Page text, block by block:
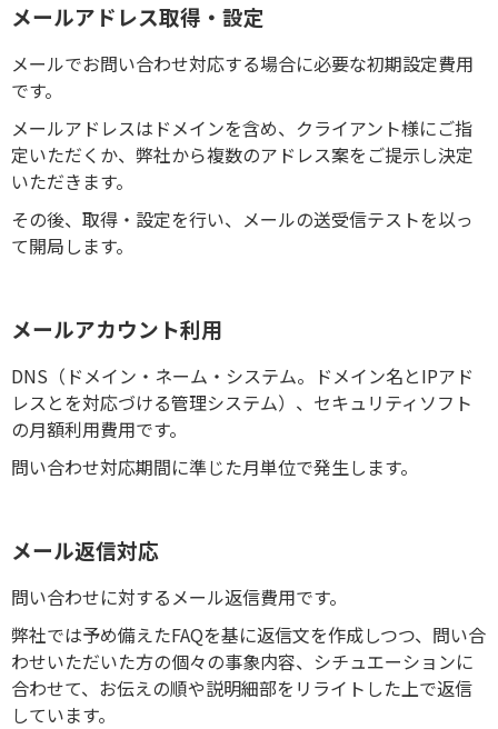
メールアドレス取得・設定
メールでお問い合わせ対応する場合に必要な初期設定費用
です。
メールアドレスはドメインを含め、クライアント様にご指
定いただくか、弊社から複数のアドレス案をご提示し決定
いただきます。
その後、取得・設定を行い、メールの送受信テストを以っ
て開局します。
メールアカウント利用
DNS（ドメイン・ネーム・システム。ドメイン名とIPアド
レスとを対応づける管理システム）、セキュリティソフト
の月額利用費用です。
問い合わせ対応期間に準じた月単位で発生します。
メール返信対応
問い合わせに対するメール返信費用です。
弊社では予め備えたFAQを基に返信文を作成しつつ、問い合
わせいただいた方の個々の事象内容、シチュエーションに
合わせて、お伝えの順や説明細部をリライトした上で返信
しています。